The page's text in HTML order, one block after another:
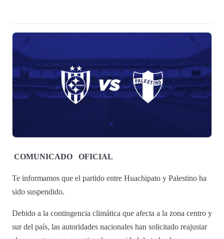
COMUNICADO OFICIAL
Te informamos que el partido entre Huachipato y Palestino ha
sido suspendido.
Debido a la contingencia climática que afecta a la zona centro y
sur del país, las autoridades nacionales han solicitado reajustar